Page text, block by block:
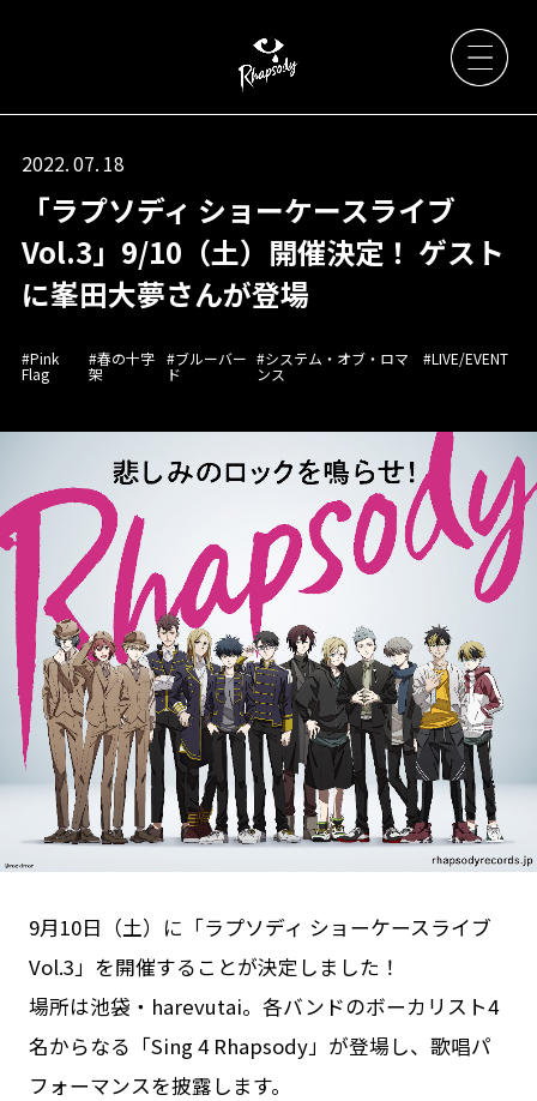
Artists
News
Live / Event
Discography
Goods
Cast / Staff
About
2022. 07. 18
「ラプソディ ショーケースライブ
Vol.3」9/10（土）開催決定！ ゲスト
に峯田大夢さんが登場
#Pink
Flag
#春の十字
架
#ブルーバー
ド
#システム・オブ・ロマ
ンス
#LIVE/EVENT
9月10日（土）に「ラプソディ ショーケースライブ
Vol.3」を開催することが決定しました！
場所は池袋・harevutai。各バンドのボーカリスト4
名からなる「Sing 4 Rhapsody」が登場し、歌唱パ
フォーマンスを披露します。